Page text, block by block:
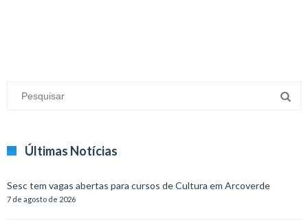
Últimas Notícias
Sesc tem vagas abertas para cursos de Cultura em Arcoverde
7 de agosto de 2026